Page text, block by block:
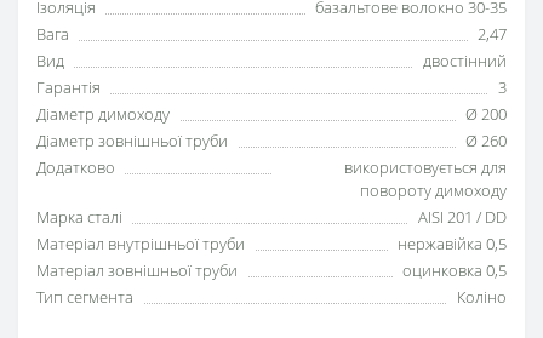
Ізоляція
базальтове волокно 30-35
Вага
2,47
Вид
двостінний
Гарантія
3
Діаметр димоходу
Ø 200
Діаметр зовнішньої труби
Ø 260
Додатково
використовується для
повороту димоходу
Марка сталі
AISI 201 / DD
Матеріал внутрішньої труби
нержавійка 0,5
Матеріал зовнішньої труби
оцинковка 0,5
Тип сегмента
Коліно